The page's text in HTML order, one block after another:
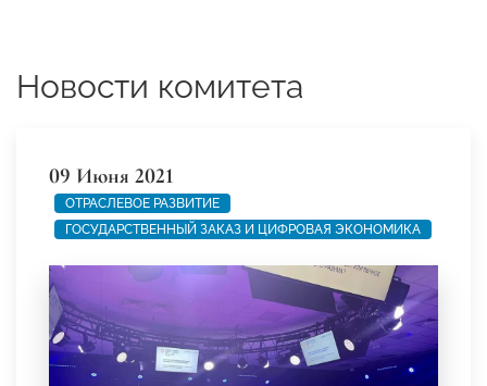
Новости комитета
09 Июня 2021
ОТРАСЛЕВОЕ РАЗВИТИЕ
ГОСУДАРСТВЕННЫЙ ЗАКАЗ И ЦИФРОВАЯ ЭКОНОМИКА